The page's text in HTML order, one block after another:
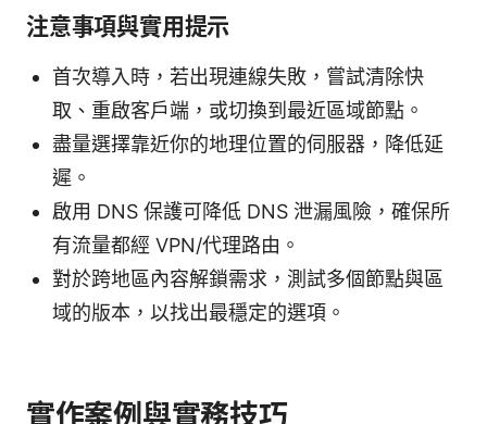
注意事項與實用提示
首次導入時，若出現連線失敗，嘗試清除快
取、重啟客戶端，或切換到最近區域節點。
盡量選擇靠近你的地理位置的伺服器，降低延
遲。
啟用 DNS 保護可降低 DNS 泄漏風險，確保所
有流量都經 VPN/代理路由。
對於跨地區內容解鎖需求，測試多個節點與區
域的版本，以找出最穩定的選項。
實作案例與實務技巧